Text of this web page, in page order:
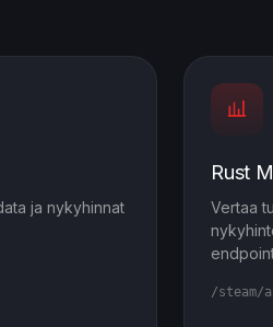
ja nykyhinnat
Rust
Vertaa
/steam/